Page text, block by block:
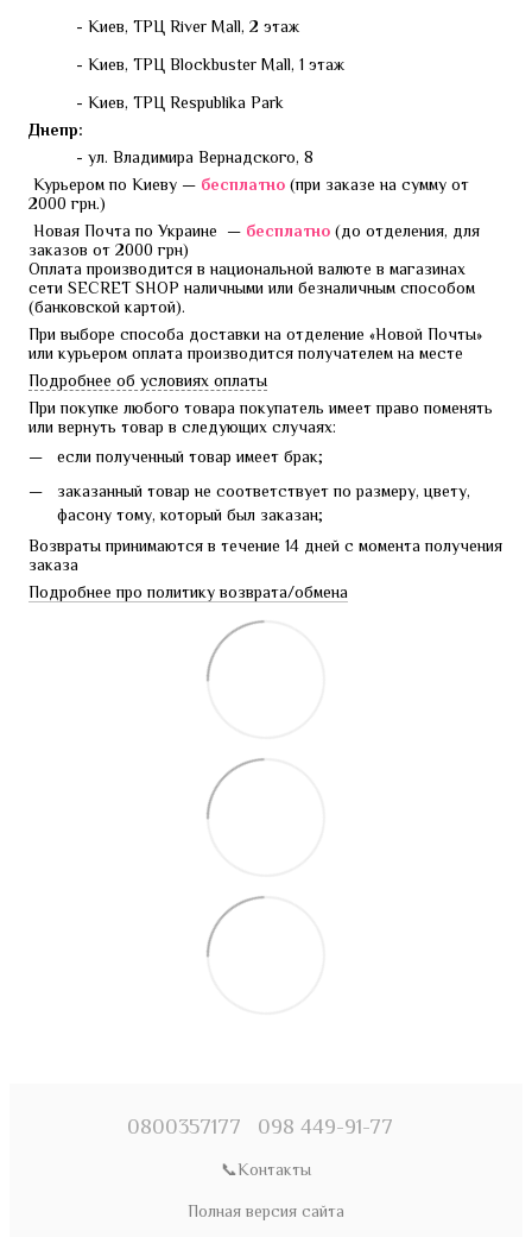
- Киев, ТРЦ River Mall, 2 этаж
- Киев, ТРЦ Blockbuster Mall, 1 этаж
- Киев, ТРЦ Respublika Park
Днепр:
- ул. Владимира Вернадского, 8
Курьером по Киеву — бесплатно (при заказе на сумму от
2000 грн.)
Новая Почта по Украине  — бесплатно (до отделения, для
заказов от 2000 грн)
Оплата производится в национальной валюте в магазинах
сети SECRET SHOP наличными или безналичным способом
(банковской картой).
При выборе способа доставки на отделение «Новой Почты»
или курьером оплата производится получателем на месте
Подробнее об условиях оплаты
При покупке любого товара покупатель имеет право поменять
или вернуть товар в следующих случаях:
если полученный товар имеет брак;
заказанный товар не соответствует по размеру, цвету,
фасону тому, который был заказан;
Возвраты принимаются в течение 14 дней с момента получения
заказа
Подробнее про политику возврата/обмена
0800357177 098 449-91-77
📞Контакты
Полная версия сайта